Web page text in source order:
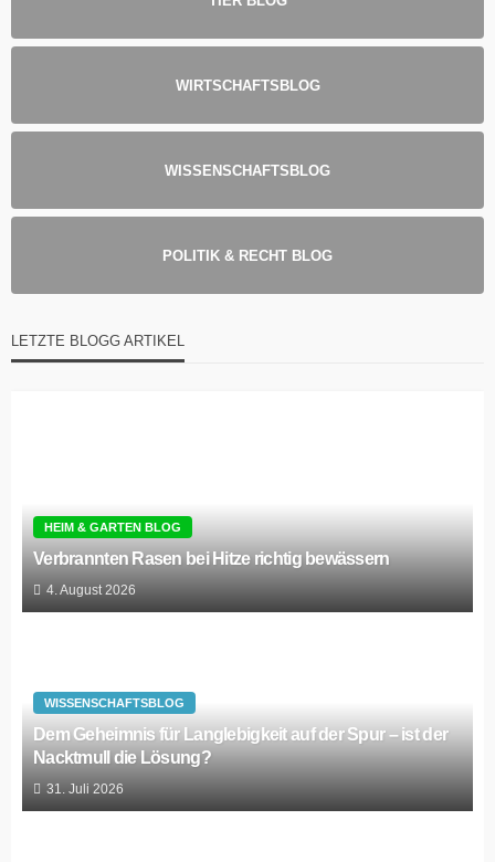
WIRTSCHAFTSBLOG
WISSENSCHAFTSBLOG
POLITIK & RECHT BLOG
LETZTE BLOGG ARTIKEL
HEIM & GARTEN BLOG
Verbrannten Rasen bei Hitze richtig bewässern
4. August 2026
WISSENSCHAFTSBLOG
Dem Geheimnis für Langlebigkeit auf der Spur – ist der
Nacktmull die Lösung?
31. Juli 2026